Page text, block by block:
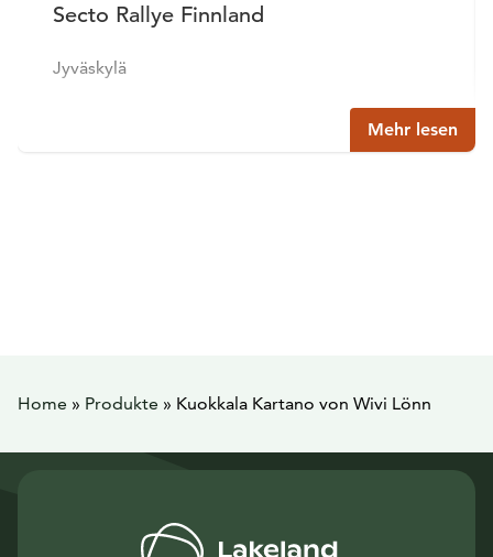
Secto Rallye Finnland
Jyväskylä
Mehr lesen
Home » Produkte » Kuokkala Kartano von Wivi Lönn